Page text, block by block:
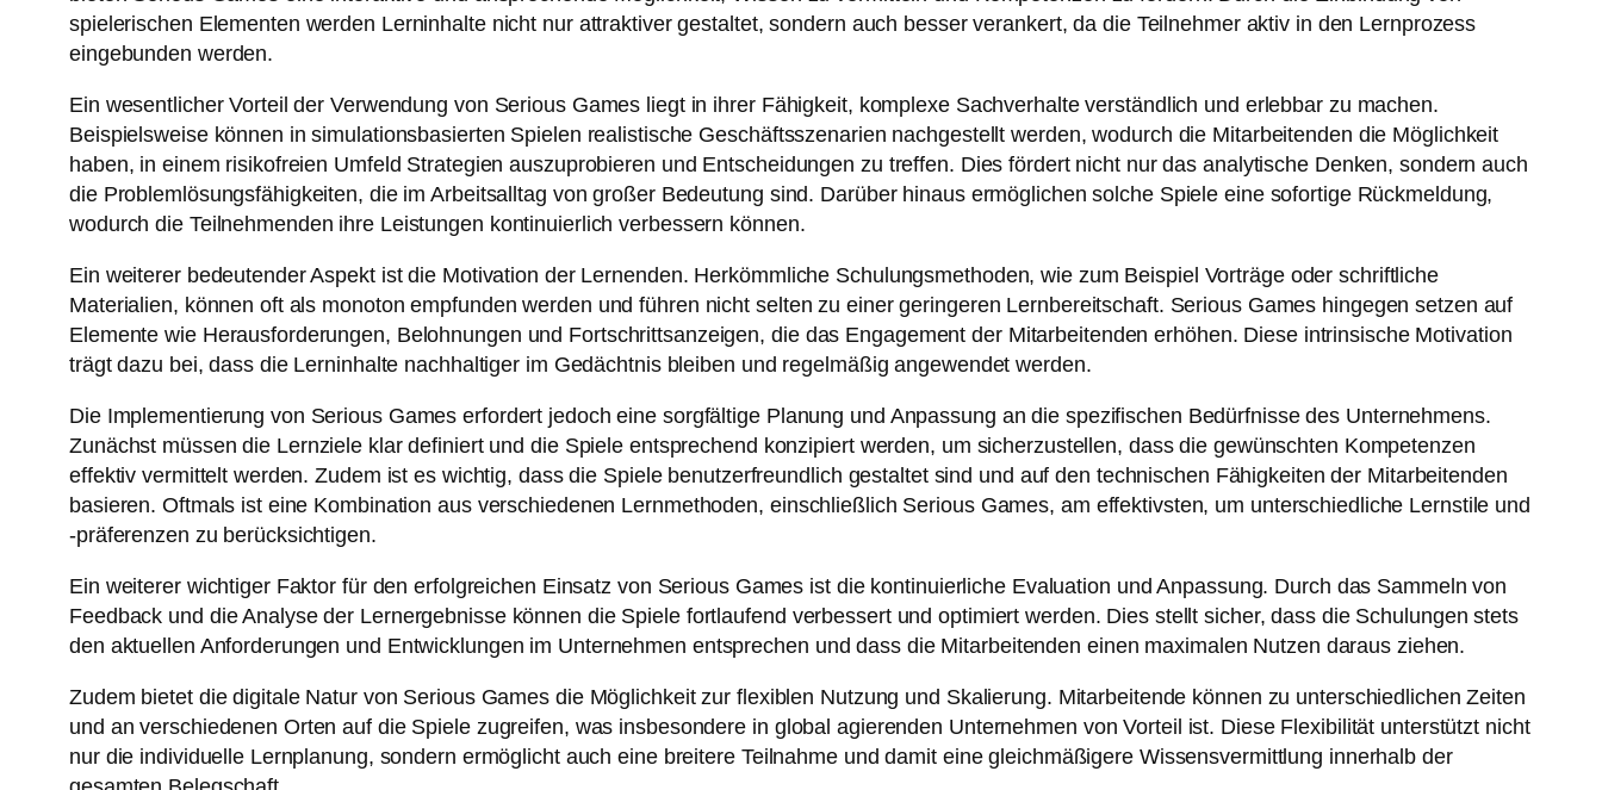
spielerischen Elementen werden Lerninhalte nicht nur attraktiver gestaltet, sondern auch besser verankert, da die Teilnehmer aktiv in den Lernprozess
eingebunden werden.
Ein wesentlicher Vorteil der Verwendung von Serious Games liegt in ihrer Fähigkeit, komplexe Sachverhalte verständlich und erlebbar zu machen.
Beispielsweise können in simulationsbasierten Spielen realistische Geschäftsszenarien nachgestellt werden, wodurch die Mitarbeitenden die Möglichkeit
haben, in einem risikofreien Umfeld Strategien auszuprobieren und Entscheidungen zu treffen. Dies fördert nicht nur das analytische Denken, sondern auch
die Problemlösungsfähigkeiten, die im Arbeitsalltag von großer Bedeutung sind. Darüber hinaus ermöglichen solche Spiele eine sofortige Rückmeldung,
wodurch die Teilnehmenden ihre Leistungen kontinuierlich verbessern können.
Ein weiterer bedeutender Aspekt ist die Motivation der Lernenden. Herkömmliche Schulungsmethoden, wie zum Beispiel Vorträge oder schriftliche
Materialien, können oft als monoton empfunden werden und führen nicht selten zu einer geringeren Lernbereitschaft. Serious Games hingegen setzen auf
Elemente wie Herausforderungen, Belohnungen und Fortschrittsanzeigen, die das Engagement der Mitarbeitenden erhöhen. Diese intrinsische Motivation
trägt dazu bei, dass die Lerninhalte nachhaltiger im Gedächtnis bleiben und regelmäßig angewendet werden.
Die Implementierung von Serious Games erfordert jedoch eine sorgfältige Planung und Anpassung an die spezifischen Bedürfnisse des Unternehmens.
Zunächst müssen die Lernziele klar definiert und die Spiele entsprechend konzipiert werden, um sicherzustellen, dass die gewünschten Kompetenzen
effektiv vermittelt werden. Zudem ist es wichtig, dass die Spiele benutzerfreundlich gestaltet sind und auf den technischen Fähigkeiten der Mitarbeitenden
basieren. Oftmals ist eine Kombination aus verschiedenen Lernmethoden, einschließlich Serious Games, am effektivsten, um unterschiedliche Lernstile und
-präferenzen zu berücksichtigen.
Ein weiterer wichtiger Faktor für den erfolgreichen Einsatz von Serious Games ist die kontinuierliche Evaluation und Anpassung. Durch das Sammeln von
Feedback und die Analyse der Lernergebnisse können die Spiele fortlaufend verbessert und optimiert werden. Dies stellt sicher, dass die Schulungen stets
den aktuellen Anforderungen und Entwicklungen im Unternehmen entsprechen und dass die Mitarbeitenden einen maximalen Nutzen daraus ziehen.
Zudem bietet die digitale Natur von Serious Games die Möglichkeit zur flexiblen Nutzung und Skalierung. Mitarbeitende können zu unterschiedlichen Zeiten
und an verschiedenen Orten auf die Spiele zugreifen, was insbesondere in global agierenden Unternehmen von Vorteil ist. Diese Flexibilität unterstützt nicht
nur die individuelle Lernplanung, sondern ermöglicht auch eine breitere Teilnahme und damit eine gleichmäßigere Wissensvermittlung innerhalb der